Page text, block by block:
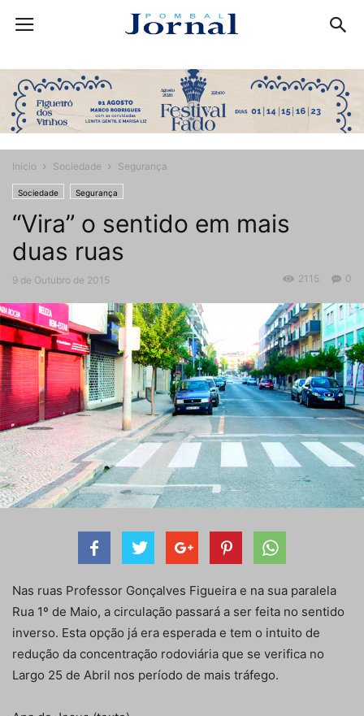
Início Sociedade Segurança
Sociedade Segurança
“Vira” o sentido em mais
duas ruas
9 de Outubro de 2015 0
2115
Nas ruas Professor Gonçalves Figueira e na sua paralela
Rua 1º de Maio, a circulação passará a ser feita no sentido
inverso. Esta opção já era esperada e tem o intuito de
redução da concentração rodoviária que se verifica no
Largo 25 de Abril nos período de mais tráfego.